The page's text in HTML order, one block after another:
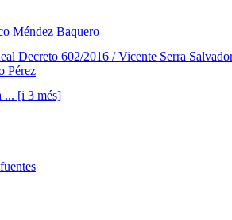
Méndez Baquero
Decreto 602/2016 / Vicente Serra
Pérez
... [i 3 més]